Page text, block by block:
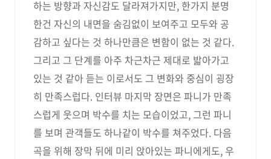
하는 방향과 자신감도 달라져가지만, 한가지 분명
한건 자신의 내면을 숨김없이 보여주고 모두와 공
감하고 싶다는 것 하나만큼은 변함이 없는 것 같다.
그리고 그 단계를 아주 차근차근 제대로 밟아가고
있는 것 같아 듣는 이로서도 그 변화와 중심이 굉장
히 만족스럽다. 인터뷰 마지막 장면은 파니가 만족
스럽게 웃으며 박수를 치는 모습이었고, 그런 파니
를 보며 관객들도 하나같이 박수를 쳐주었다. 다음
곡을 위해 장막 뒤에 미리 앉아있는 파니에게도, 우